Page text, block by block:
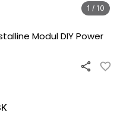
1 / 10
Modul DIY Power